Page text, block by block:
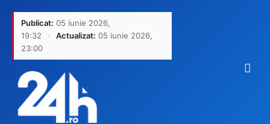
Publicat: 05 iunie 2026,
19:32
· Actualizat: 05 iunie 2026,
23:00